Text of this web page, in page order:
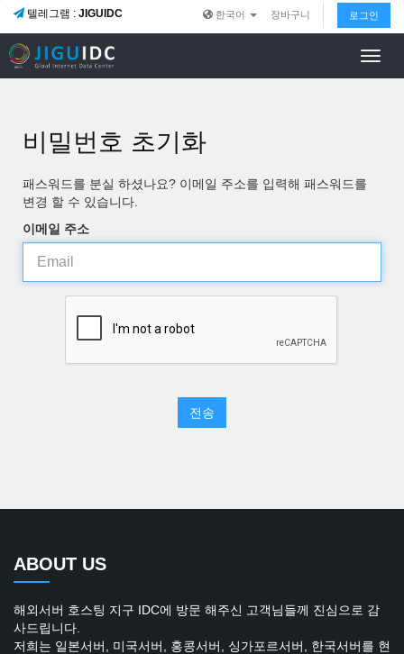
텔레그램 : JIGUIDC 한국어 장바구니 로그인
비밀번호 초기화
패스워드를 분실 하셨나요? 이메일 주소를 입력해 패스워드를
변경 할 수 있습니다.
이메일 주소
전송
ABOUT US
해외서버 호스팅 지구 IDC에 방문 해주신 고객님들께 진심으로 감
사드립니다.
저희는 일본서버, 미국서버, 홍콩서버, 싱가포르서버, 한국서버를 현